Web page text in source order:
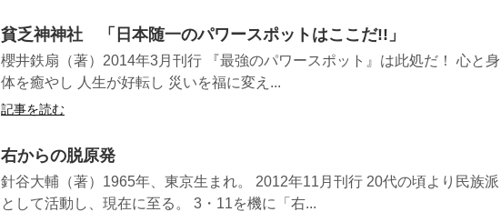
貧乏神神社 「日本随一のパワースポットはここだ!!」
櫻井鉄扇（著）2014年3月刊行 『最強のパワースポット』は此処だ！ 心と身
体を癒やし 人生が好転し 災いを福に変え...
記事を読む
右からの脱原発
針谷大輔（著）1965年、東京生まれ。 2012年11月刊行 20代の頃より民族派
として活動し、現在に至る。 3・11を機に「右...